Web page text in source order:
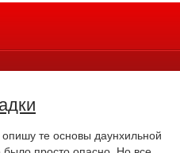
те основы даунхильной